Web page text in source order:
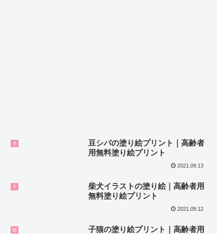
犬
豆シバの塗り絵プリント｜高齢者
用無料塗り絵プリント
2021.09.13
犬
柴犬イラストの塗り絵｜高齢者用
無料塗り絵プリント
2021.09.12
猫
子猫の塗り絵プリント｜高齢者用